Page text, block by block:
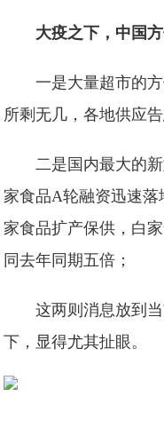
大疫之下，中国
一是大量超市的
所剩无几，各地供应告
二是国内最大的
家食品A轮融资迅速落
家食品扩产保供，白
同去年同期五倍；
这两则消息放到
下，显得尤其扯眼。